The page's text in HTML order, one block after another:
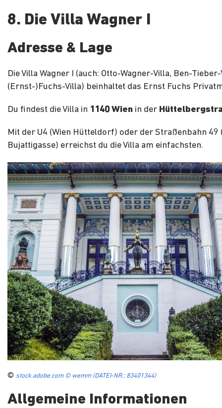
8. Die Villa Wagner I
Adresse & Lage
Die Villa Wagner I (auch: Otto-Wagner-Villa, Ben-
(Ernst-)Fuchs-Villa) beinhaltet das Ernst Fuchs
Du findest die Villa in 1140 Wien in der
Mit der U4 (Wien Hütteldorf) oder der Straßenbahn
Bujattigasse) erreichst du die Villa am einfachsten.
© stock.adobe.com © wemm (DATEI-NR.: 83401344)
Allgemeine Informationen